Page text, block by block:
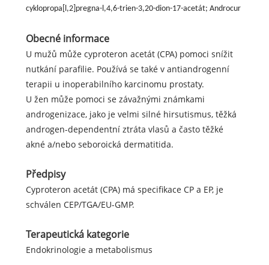
cyklopropa[l,2]pregna-l,4,6-trien-3,20-dion-17-acetát; Androcur
Obecné informace
U mužů může cyproteron acetát (CPA) pomoci snížit
nutkání parafilie. Používá se také v antiandrogenní
terapii u inoperabilního karcinomu prostaty.
U žen může pomoci se závažnými známkami
androgenizace, jako je velmi silné hirsutismus, těžká
androgen-dependentní ztráta vlasů a často těžké
akné a/nebo seboroická dermatitida.
Předpisy
Cyproteron acetát (CPA) má specifikace CP a EP, je
schválen CEP/TGA/EU-GMP.
Terapeutická kategorie
Endokrinologie a metabolismus